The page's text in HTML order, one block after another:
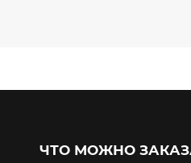
ЧТО МОЖНО